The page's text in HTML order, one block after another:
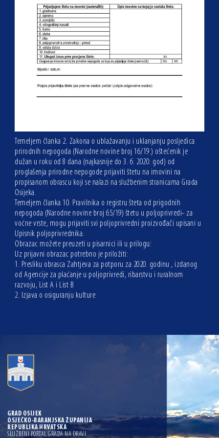
Temeljem članka 2. Zakona o ublažavanju i uklanjanju posljedica
prirodnih nepogoda (Narodne novine broj 16/19.) oštećenik je
dužan u roku od 8 dana (najkasnije do 3. 6. 2020. god) od
proglašenja prirodne nepogode prijaviti štetu na imovini na
propisanom obrascu koji se nalazi na službenim stranicama Grada
Osijeka.
Temeljem članka 10. Pravilnika o registru šteta od prigodnih
nepogoda (Narodne novine broj 65/19) štetu u poljoprivredi- za
voćne vrste, mogu prijaviti svi poljoprivredni proizvođači upisani u
Upisnik poljoprivrednika.
Obrazac možete preuzeti u pisarnici ili u prilogu:
Uz prijavni obrazac potrebno je priložiti:
1. Presliku obrasca Zahtjeva za potporu za 2020. godinu , izdanog
od Agencije za plaćanje u poljoprivredi, ribarstvu i ruralnom
razvoju, List A i List B
2. Izjava o osiguranju kulture
GRAD OSIJEK
OSJEČKO-BARANJSKA ŽUPANIJA
REPUBLIKA HRVATSKA
SLUŽBENI PORTAL GRADA NA DRAVI